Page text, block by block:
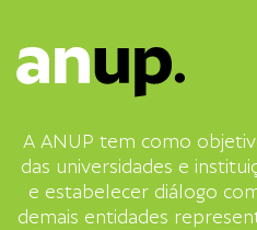
A ANUP tem como
das universidades e
e estabelecer diálogo
demais entidades